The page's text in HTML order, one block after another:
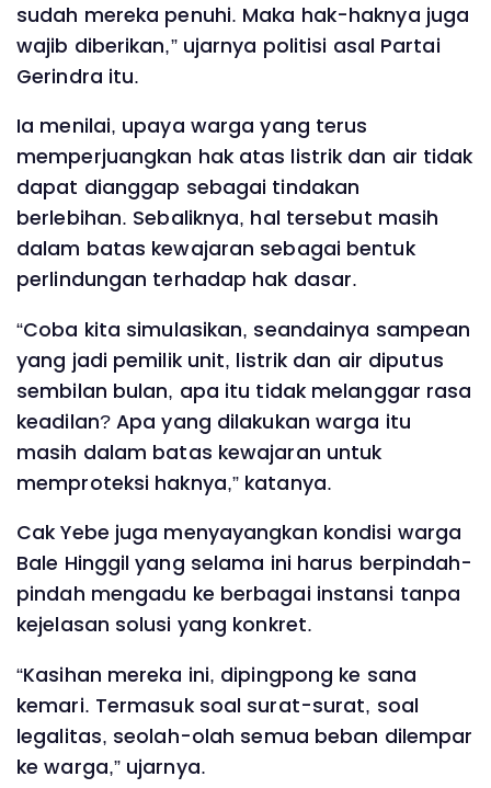
sudah mereka penuhi. Maka hak-haknya juga
wajib diberikan,” ujarnya politisi asal Partai
Gerindra itu.
‎Ia menilai, upaya warga yang terus
memperjuangkan hak atas listrik dan air tidak
dapat dianggap sebagai tindakan
berlebihan. Sebaliknya, hal tersebut masih
dalam batas kewajaran sebagai bentuk
perlindungan terhadap hak dasar.
‎“Coba kita simulasikan, seandainya sampean
yang jadi pemilik unit, listrik dan air diputus
sembilan bulan, apa itu tidak melanggar rasa
keadilan? Apa yang dilakukan warga itu
masih dalam batas kewajaran untuk
memproteksi haknya,” katanya.
‎Cak Yebe juga menyayangkan kondisi warga
Bale Hinggil yang selama ini harus berpindah-
pindah mengadu ke berbagai instansi tanpa
kejelasan solusi yang konkret.
‎“Kasihan mereka ini, dipingpong ke sana
kemari. Termasuk soal surat-surat, soal
legalitas, seolah-olah semua beban dilempar
ke warga,” ujarnya.